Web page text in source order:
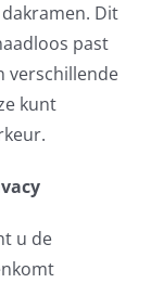
Dit
past
verschillende
kunt
u de